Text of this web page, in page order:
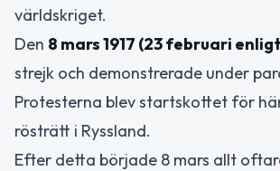
världskriget.
Den 8 mars 1917 (23 februari
strejk och demonstrerade under
Protesterna blev startskottet för
rösträtt i Ryssland.
Efter detta började 8 mars allt